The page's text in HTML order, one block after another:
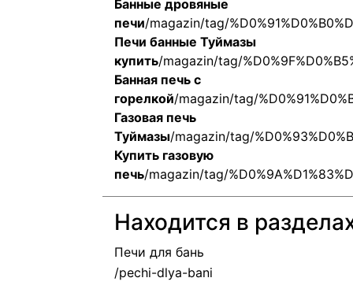
Банные дровяные
печи/magazin/tag/
Печи банные Туймазы
купить/magazin/tag/
Банная печь с
горелкой/magazin/tag/
Газовая печь
Туймазы/magazin/tag/
Купить газовую
печь/magazin/tag/
Находится в
Печи для бань